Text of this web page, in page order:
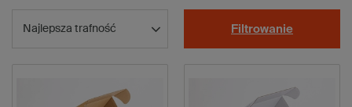
Najlepsza trafność Filtrowanie